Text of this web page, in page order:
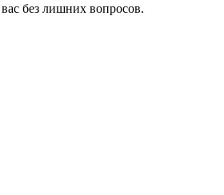
без лишних вопросов.